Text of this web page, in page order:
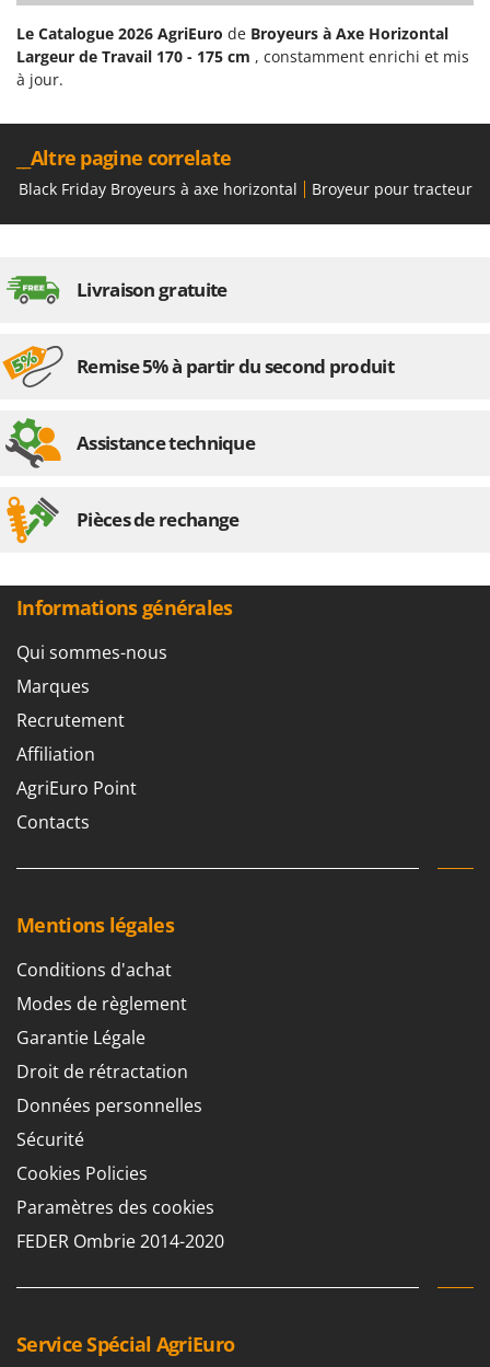
Le Catalogue 2026 AgriEuro de Broyeurs à Axe Horizontal
Largeur de Travail 170 - 175 cm , constamment enrichi et mis
à jour.
__Altre pagine correlate
Black Friday Broyeurs à axe horizontal Broyeur pour tracteur
Livraison gratuite
Remise 5% à partir du second produit
Assistance technique
Pièces de rechange
Informations générales
Qui sommes-nous
Marques
Recrutement
Affiliation
AgriEuro Point
Contacts
Mentions légales
Conditions d'achat
Modes de règlement
Garantie Légale
Droit de rétractation
Données personnelles
Sécurité
Cookies Policies
Paramètres des cookies
FEDER Ombrie 2014-2020
Service Spécial AgriEuro